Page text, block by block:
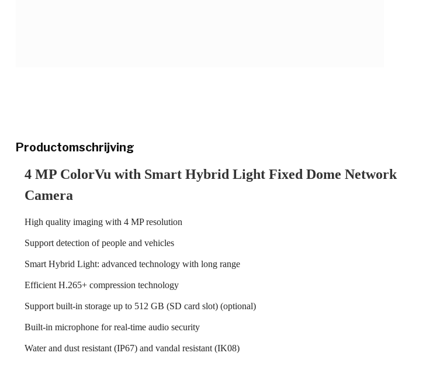
Productomschrijving
4 MP ColorVu with Smart Hybrid Light Fixed Dome Network
Camera
High quality imaging with 4 MP resolution
Support detection of people and vehicles
Smart Hybrid Light: advanced technology with long range
Efficient H.265+ compression technology
Support built-in storage up to 512 GB (SD card slot) (optional)
Built-in microphone for real-time audio security
Water and dust resistant (IP67) and vandal resistant (IK08)